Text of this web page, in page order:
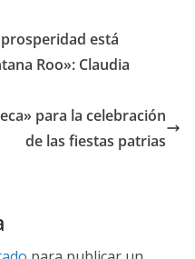
está
Roo»: Claudia
para la celebración
de las fiestas patrias